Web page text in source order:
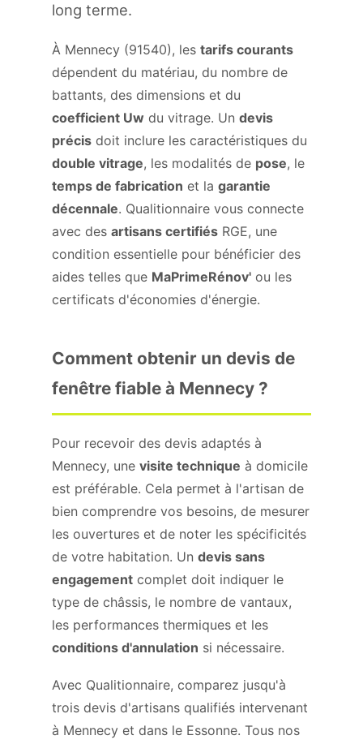
long terme.
À Mennecy (91540), les tarifs courants
dépendent du matériau, du nombre de
battants, des dimensions et du
coefficient Uw du vitrage. Un devis
précis doit inclure les caractéristiques du
double vitrage, les modalités de pose, le
temps de fabrication et la garantie
décennale. Qualitionnaire vous connecte
avec des artisans certifiés RGE, une
condition essentielle pour bénéficier des
aides telles que MaPrimeRénov' ou les
certificats d'économies d'énergie.
Comment obtenir un devis de
fenêtre fiable à Mennecy ?
Pour recevoir des devis adaptés à
Mennecy, une visite technique à domicile
est préférable. Cela permet à l'artisan de
bien comprendre vos besoins, de mesurer
les ouvertures et de noter les spécificités
de votre habitation. Un devis sans
engagement complet doit indiquer le
type de châssis, le nombre de vantaux,
les performances thermiques et les
conditions d'annulation si nécessaire.
Avec Qualitionnaire, comparez jusqu'à
trois devis d'artisans qualifiés intervenant
à Mennecy et dans le Essonne. Tous nos